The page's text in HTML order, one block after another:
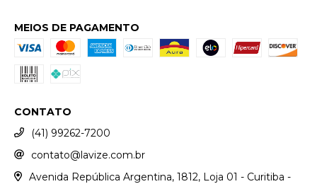
MEIOS DE PAGAMENTO
CONTATO
(41) 99262-7200
contato@lavize.com.br
Avenida República Argentina, 1812, Loja 01 - Curitiba -